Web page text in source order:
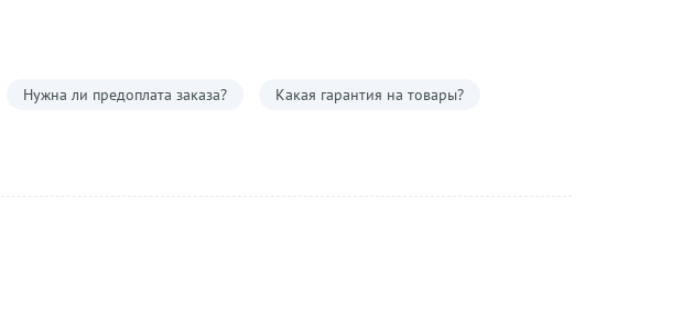
Нужна ли предоплата заказа? Какая гарантия на товары?